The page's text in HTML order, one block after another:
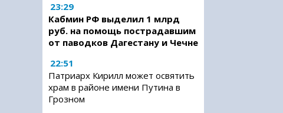
23:29
Кабмин РФ выделил 1 млрд
руб. на помощь пострадавшим
от паводков Дагестану и Чечне
22:51
Патриарх Кирилл может освятить
храм в районе имени Путина в
Грозном